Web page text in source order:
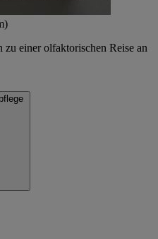
einer olfaktorischen Reise an